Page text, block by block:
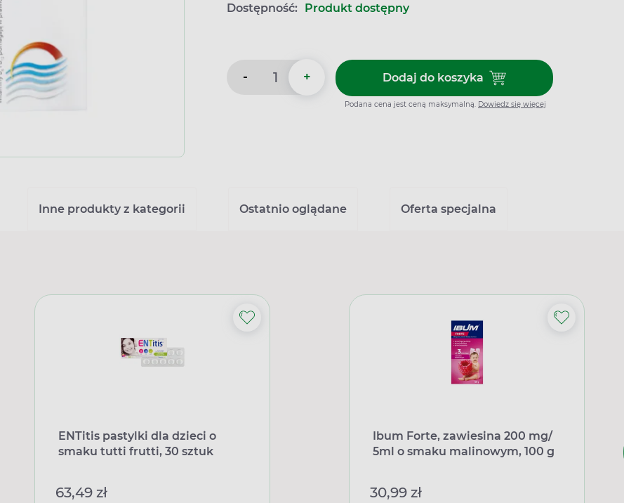
Dostępność: Produkt dostępny
- + Dodaj do koszykaDodaj do koszyka
Podana cena jest ceną maksymalną. Dowiedz się więcej
Inne produkty z kategorii Ostatnio oglądane Oferta specjalna
ENTitis pastylki dla dzieci o
smaku tutti frutti, 30 sztuk
63,49 zł
Ibum Forte, zawiesina 200 mg/
5ml o smaku malinowym, 100 g
30,99 zł